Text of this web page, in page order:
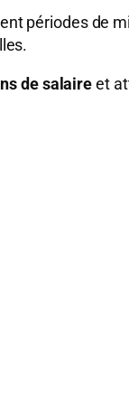
périodes de
de salaireet